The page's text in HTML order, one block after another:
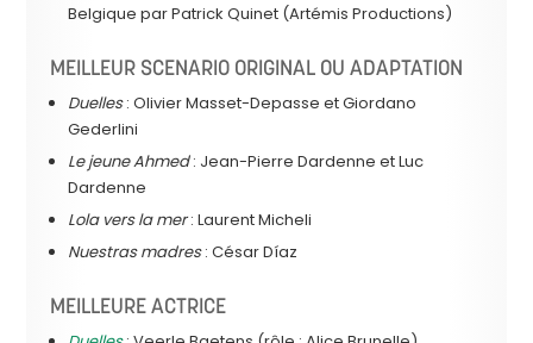
Belgique par Patrick Quinet (Artémis Productions)
MEILLEUR SCENARIO ORIGINAL OU ADAPTATION
Duelles: Olivier Masset-Depasse et Giordano
Gederlini
Le jeune Ahmed: Jean-Pierre Dardenne et Luc
Dardenne
Lola vers la mer: Laurent Micheli
Nuestras madres: César Díaz
MEILLEURE ACTRICE